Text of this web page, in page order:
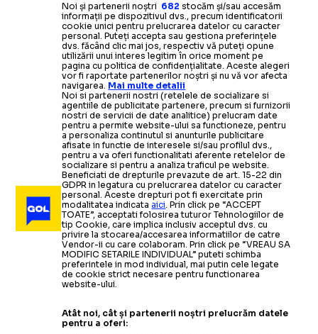
Noi și partenerii noștri 682 stocăm și/sau accesăm
informații pe dispozitivul dvs., precum identificatorii
cookie unici pentru prelucrarea datelor cu caracter
personal. Puteți accepta sau gestiona preferințele
dvs. făcând clic mai jos, respectiv vă puteți opune
utilizării unui interes legitim în orice moment pe
pagina cu politica de confidențialitate. Aceste alegeri
vor fi raportate partenerilor noștri și nu vă vor afecta
navigarea. Mai multe detalii
Noi si partenerii nostri (retelele de socializare si
agentiile de publicitate partenere, precum si furnizorii
nostri de servicii de date analitice) prelucram date
pentru a permite website-ului sa functioneze, pentru
a personaliza continutul si anunturile publicitare
afisate in functie de interesele si/sau profilul dvs.,
pentru a va oferi functionalitati aferente retelelor de
socializare si pentru a analiza traficul pe website.
Beneficiati de drepturile prevazute de art. 15-22 din
GDPR in legatura cu prelucrarea datelor cu caracter
personal. Aceste drepturi pot fi exercitate prin
modalitatea indicataaici. Prin click pe “ACCEPT
TOATE”, acceptati folosirea tuturor Tehnologiilor de
tip Cookie, care implica inclusiv acceptul dvs. cu
privire la stocarea/accesarea informatiilor de catre
Vendor-ii cu care colaboram. Prin click pe “VREAU SA
MODIFIC SETARILE INDIVIDUAL” puteti schimba
preferintele in mod individual, mai putin cele legate
de cookie strict necesare pentru functionarea
website-ului.
Atât noi, cât și partenerii noștri prelucrăm datele
pentru a oferi: